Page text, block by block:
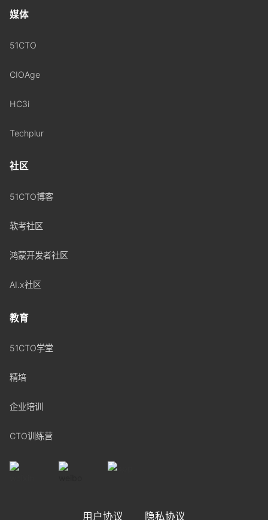
媒体
51CTO
CIOAge
HC3i
Techplur
社区
51CTO博客
软考社区
鸿蒙开发者社区
AI.x社区
教育
51CTO学堂
精培
企业培训
CTO训练营
用户协议 隐私协议